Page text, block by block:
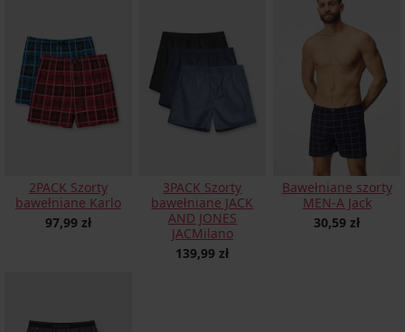
2PACK Szorty
bawełniane Karlo
97,99 zł
3PACK Szorty
bawełniane JACK
AND JONES
JACMilano
139,99 zł
Bawełniane szorty
MEN-A Jack
30,59 zł